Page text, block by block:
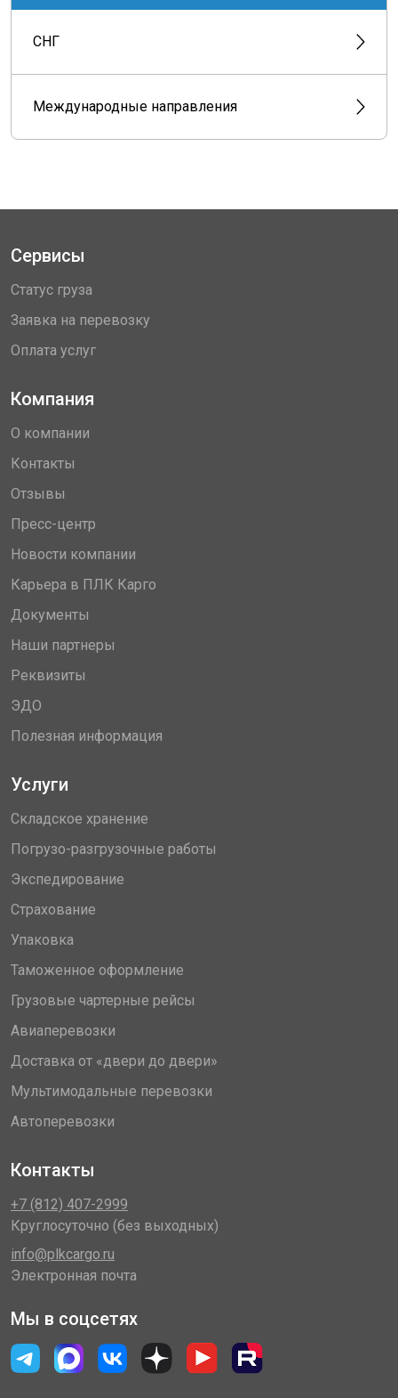
СНГ
Международные направления
Сервисы
Статус груза
Заявка на перевозку
Оплата услуг
Компания
О компании
Контакты
Отзывы
Пресс-центр
Новости компании
Карьера в ПЛК Карго
Документы
Наши партнеры
Реквизиты
ЭДО
Полезная информация
Услуги
Складское хранение
Погрузо-разгрузочные работы
Экспедирование
Страхование
Упаковка
Таможенное оформление
Грузовые чартерные рейсы
Авиаперевозки
Доставка от «двери до двери»
Мультимодальные перевозки
Автоперевозки
Контакты
+7 (812) 407-2999
Круглосуточно (без выходных)
info@plkcargo.ru
Электронная почта
Мы в соцсетях